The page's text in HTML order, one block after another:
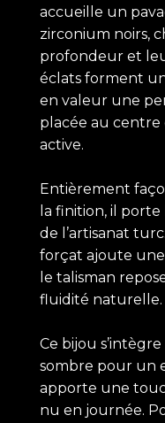
accueille un
zirconium noirs,
profondeur et
éclats forment
en valeur une
placée au
active.
Entièrement
la finition, il
de l’artisanat
forçat ajoute
le talisman
fluidité naturelle.
Ce bijou
sombre pour un
apporte une
nu en journée.